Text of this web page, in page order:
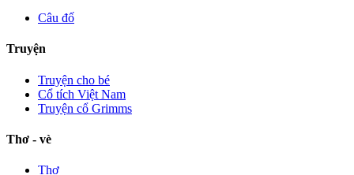
Câu đố
Truyện
Truyện cho bé
Cổ tích Việt Nam
Truyện cổ Grimms
Thơ - vè
Thơ